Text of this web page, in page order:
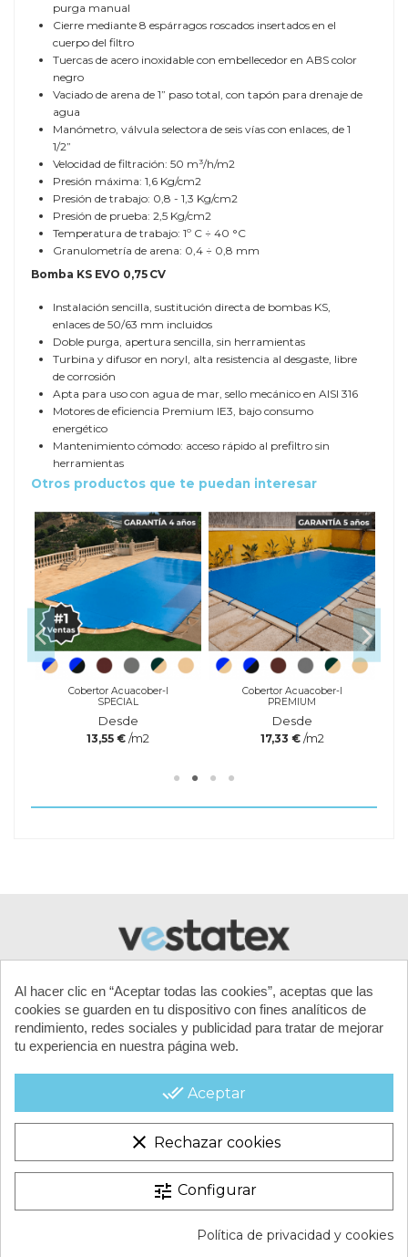
purga manual
Cierre mediante 8 espárragos roscados insertados en el
cuerpo del filtro
Tuercas de acero inoxidable con embellecedor en ABS color
negro
Vaciado de arena de 1” paso total, con tapón para drenaje de
agua
Manómetro, válvula selectora de seis vías con enlaces, de 1
1/2”
Velocidad de filtración: 50 m³/h/m2
Presión máxima: 1,6 Kg/cm2
Presión de trabajo: 0,8 - 1,3 Kg/cm2
Presión de prueba: 2,5 Kg/cm2
Temperatura de trabajo: 1º C ÷ 40 °C
Granulometría de arena: 0,4 ÷ 0,8 mm
Bomba KS EVO 0,75 CV
Instalación sencilla, sustitución directa de bombas KS,
enlaces de 50/63 mm incluidos
Doble purga, apertura sencilla, sin herramientas
Turbina y difusor en noryl, alta resistencia al desgaste, libre
de corrosión
Apta para uso con agua de mar, sello mecánico en AISI 316
Motores de eficiencia Premium IE3, bajo consumo
energético
Mantenimiento cómodo: acceso rápido al prefiltro sin
herramientas
Otros productos que te puedan interesar
Cobertor Acuacober-I
SPECIAL
Desde
13,55 € /m2
Cobertor Acuacober-I
PREMIUM
Desde
17,33 € /m2
CONTACTA CON NOSOTROS
CONDICIONES COMERCIALES
Aviso legal |
Términos y condiciones |
Política de Privacidad | Mapa del Sitio
Al hacer clic en “Aceptar todas las cookies”, aceptas que las
cookies se guarden en tu dispositivo con fines analíticos de
rendimiento, redes sociales y publicidad para tratar de mejorar
tu experiencia en nuestra página web.
done_all Aceptar
clear Rechazar cookies
tune Configurar
Política de privacidad y cookies